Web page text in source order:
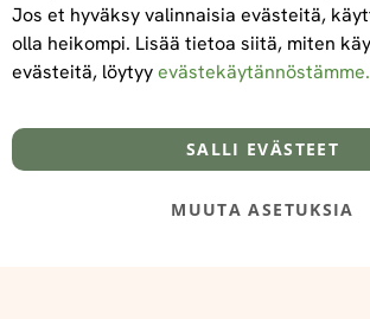
Tietoa meistä
@‌2025 FooDeliDoo
Jos et hyväksy valinnaisia evästeitä,
olla heikompi. Lisää tietoa siitä, miten
evästeitä, löytyyevästekäytännöstämme.
SALLI EVÄSTEET
MUUTA ASETUKSIA